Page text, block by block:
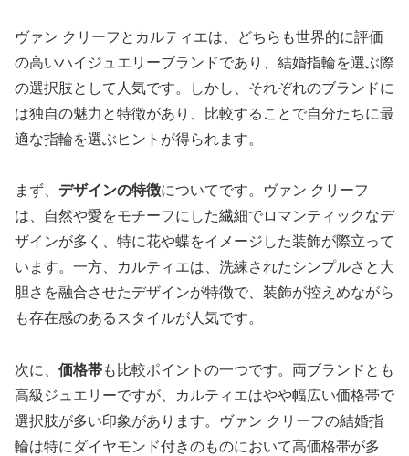
ヴァン クリーフとカルティエは、どちらも世界的に評価
の高いハイジュエリーブランドであり、結婚指輪を選ぶ際
の選択肢として人気です。しかし、それぞれのブランドに
は独自の魅力と特徴があり、比較することで自分たちに最
適な指輪を選ぶヒントが得られます。
まず、 デザインの特徴についてです。ヴァン クリーフ
は、自然や愛をモチーフにした繊細でロマンティックなデ
ザインが多く、特に花や蝶をイメージした装飾が際立って
います。一方、カルティエは、洗練されたシンプルさと大
胆さを融合させたデザインが特徴で、装飾が控えめながら
も存在感のあるスタイルが人気です。
次に、 価格帯も比較ポイントの一つです。両ブランドとも
高級ジュエリーですが、カルティエはやや幅広い価格帯で
選択肢が多い印象があります。ヴァン クリーフの結婚指
輪は特にダイヤモンド付きのものにおいて高価格帯が多